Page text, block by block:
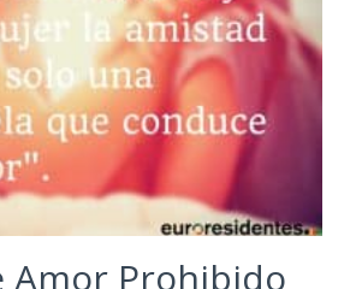
Amor Prohibido